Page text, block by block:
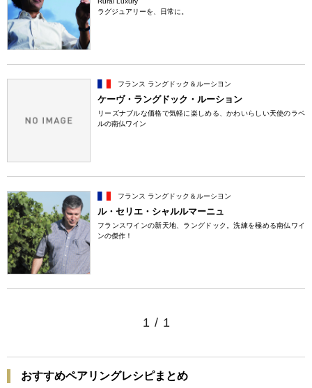
ラグジュアリーを、日常に。
フランス ラングドック＆ルーシヨン
ケーヴ・ラングドック・ルーション
リーズナブルな価格で気軽に楽しめる、かわいらしい天使のラベ
ルの南仏ワイン
フランス ラングドック＆ルーシヨン
ル・セリエ・シャルルマーニュ
フランスワインの新天地、ラングドック。洗練を極める南仏ワイ
ンの傑作！
1 / 1
おすすめペアリングレシピまとめ